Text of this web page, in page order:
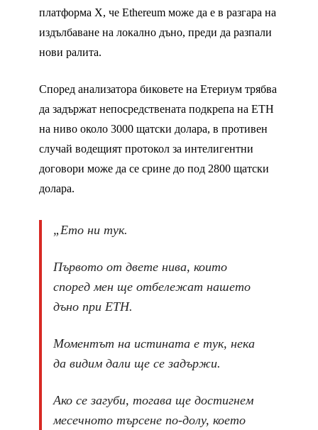
платформа X, че Ethereum може да е в разгара на
издълбаване на локално дъно, преди да разпали
нови ралита.
Според анализатора биковете на Етериум трябва
да задържат непосредствената подкрепа на ETH
на ниво около 3000 щатски долара, в противен
случай водещият протокол за интелигентни
договори може да се срине до под 2800 щатски
долара.
„Ето ни тук.
Първото от двете нива, които
според мен ще отбележат нашето
дъно при ETH.
Моментът на истината е тук, нека
да видим дали ще се задържи.
Ако се загуби, тогава ще достигнем
месечното търсене по-долу, което